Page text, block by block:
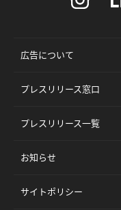
広告について
プレスリリース窓口
プレスリリース一覧
お知らせ
サイトポリシー